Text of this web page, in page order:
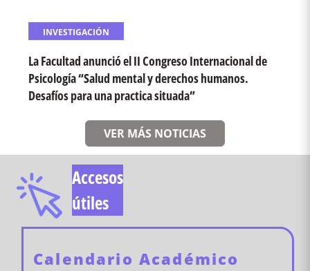
INVESTIGACIÓN
La Facultad anunció el II Congreso Internacional de
Psicología “Salud mental y derechos humanos.
Desafíos para una practica situada”
VER MÁS NOTICIAS
Accesos
útiles
Calendario Académico